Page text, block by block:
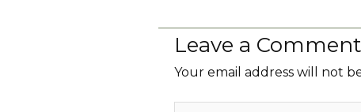
Leave a Comment
Your email address will not